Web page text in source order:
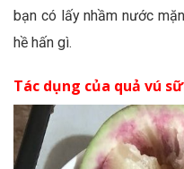
bạn có lấy nhầm nước
hề hấn gì.
Tác dụng của quả vú